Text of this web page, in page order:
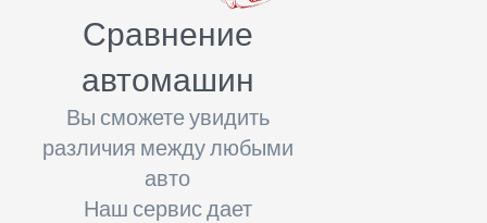
Сравнение
автомашин
Вы сможете увидить
различия между любыми
авто
Наш сервис дает